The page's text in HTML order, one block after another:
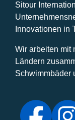
Sitour
Innovationen in
Wir arbeiten mit
Ländern
Schwimmbäder